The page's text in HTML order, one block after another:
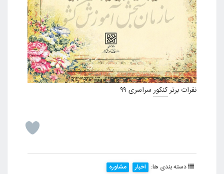
نفرات برترکنکورسراسری ۹۹
دسته بندی ها: اخبار مشاوره